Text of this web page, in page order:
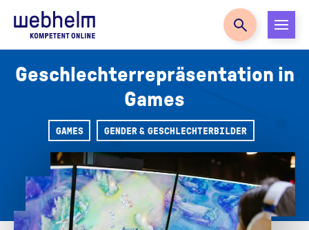
Zur Startseite
Geschlechterrepräsentation in
Games
GAMES GENDER & GESCHLECHTERBILDER